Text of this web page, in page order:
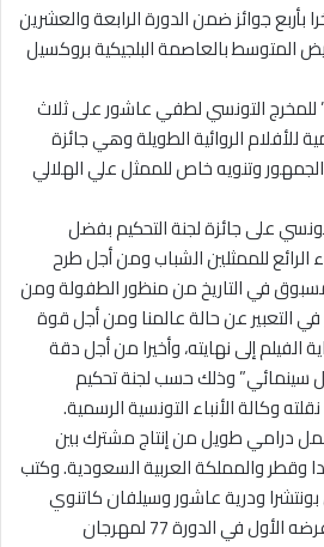
بأربع جوائز ضمن الدورة الرابعة والعشرين
المتوسط بالعاصمة البلجيكية بروكسيل
للمخرج التونسي لطفي عاشور على ثلاث
للأفلام الروائية الطويلة وهي جائزة
الجمهور وتنويه خاص للممثل علي الهلالي
على جائزة لجنة التحكيم بفضل
الرائع للممثلين الشباب ومن أجل طرح
في التاريخ من منظور الطفولة ومن
في التعبير عن حالة عالمنا ومن أجل قوة
الفيلم إلى نهايته، وأخيرا من أجل دقة
وذلك حسب لجنة تحكيم
وكالة الأنباء التونسية الرسمية.
درامي طويل من إنتاج مشترك بين
وقطر والمملكة العربية السعودية. وكتب
ودرية عاشور وسيلفان كاتنوي
ولطفي عاشور وتم تقديم عرضه الأول في الدورة 77 لمهرجان